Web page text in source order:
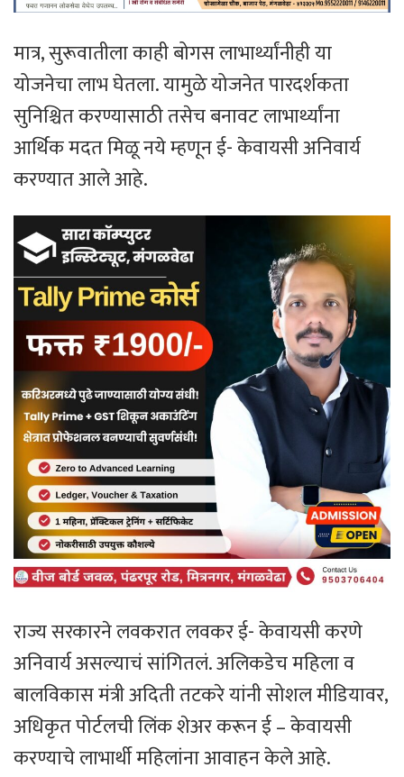
मात्र, सुरूवातीला काही बोगस लाभार्थ्यांनीही या
योजनेचा लाभ घेतला. यामुळे योजनेत पारदर्शकता
सुनिश्चित करण्यासाठी तसेच बनावट लाभार्थ्यांना
आर्थिक मदत मिळू नये म्हणून ई- केवायसी अनिवार्य
करण्यात आले आहे.
राज्य सरकारने लवकरात लवकर ई- केवायसी करणे
अनिवार्य असल्याचं सांगितलं. अलिकडेच महिला व
बालविकास मंत्री अदिती तटकरे यांनी सोशल मीडियावर,
अधिकृत पोर्टलची लिंक शेअर करून ई – केवायसी
करण्याचे लाभार्थी महिलांना आवाहन केले आहे.